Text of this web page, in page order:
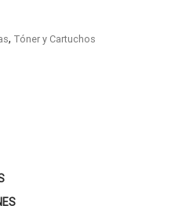
, Tóner y Cartuchos